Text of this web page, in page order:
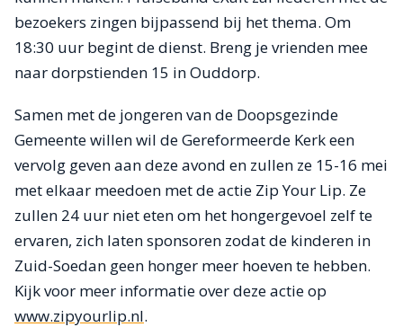
bezoekers zingen bijpassend bij het thema. Om
18:30 uur begint de dienst. Breng je vrienden mee
naar dorpstienden 15 in Ouddorp.
Samen met de jongeren van de Doopsgezinde
Gemeente willen wil de Gereformeerde Kerk een
vervolg geven aan deze avond en zullen ze 15-16 mei
met elkaar meedoen met de actie Zip Your Lip. Ze
zullen 24 uur niet eten om het hongergevoel zelf te
ervaren, zich laten sponsoren zodat de kinderen in
Zuid-Soedan geen honger meer hoeven te hebben.
Kijk voor meer informatie over deze actie op
www.zipyourlip.nl.